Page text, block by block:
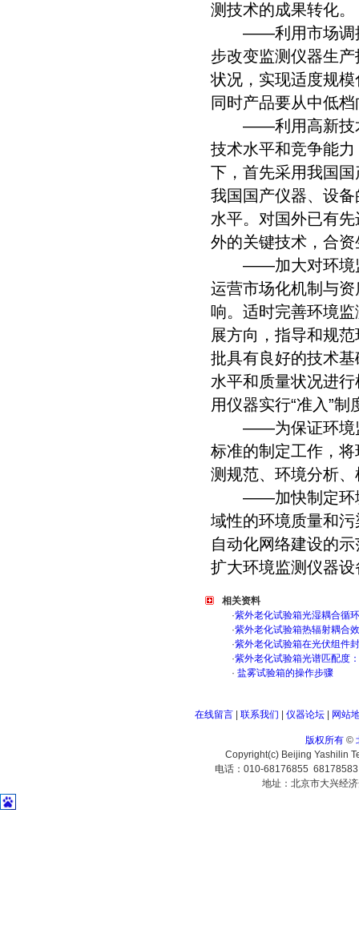
测技术的成果转化。
——利用市场调控
步改变监测仪器生
状况，实现适度规
同时产品要从中低
——利用高新技术
技术水平和竞争能
下，首先采用我国
我国国产仪器、设
水平。对国外已有
外的关键技术，合
——加大对环境监
运营市场化机制与
响。适时完善环境
展方向，指导和规
批具有良好的技术
水平和质量状况进
用仪器实行“准入”制
——为保证环境监
标准的制定工作，
测规范、环境分析
——加快制定环境
域性的环境质量和
自动化网络建设的
扩大环境监测仪器
相关资料
·紫外老化试验箱光湿耦合循
·紫外老化试验箱热辐射耦合
·紫外老化试验箱在光伏组件
·紫外老化试验箱光谱匹配度
· 盐雾试验箱的操作步骤
在线留言| 联系我们 仪器论坛| 网站
版权所有©
Copyright(c) Beijing Yashilin
电话：010-68176855
地址：北京市大兴经